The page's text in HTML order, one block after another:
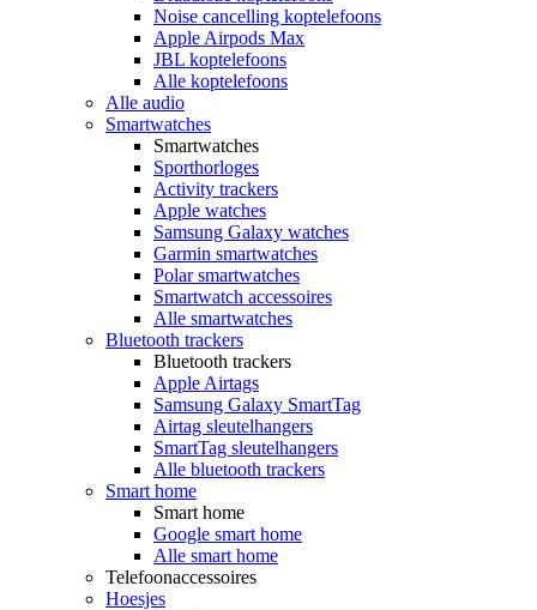
Noise cancelling koptelefoons
Apple Airpods Max
JBL koptelefoons
Alle koptelefoons
Alle audio
Smartwatches
Smartwatches
Sporthorloges
Activity trackers
Apple watches
Samsung Galaxy watches
Garmin smartwatches
Polar smartwatches
Smartwatch accessoires
Alle smartwatches
Bluetooth trackers
Bluetooth trackers
Apple Airtags
Samsung Galaxy SmartTag
Airtag sleutelhangers
SmartTag sleutelhangers
Alle bluetooth trackers
Smart home
Smart home
Google smart home
Alle smart home
Telefoonaccessoires
Hoesjes